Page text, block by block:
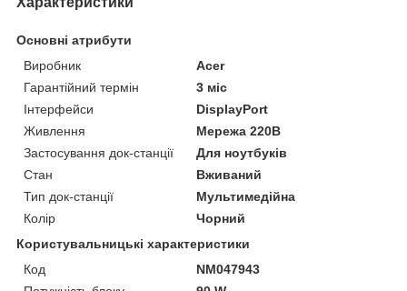
Основні атрибути
Виробник
Acer
Гарантійний термін
3 міс
Інтерфейси
DisplayPort
Живлення
Мережа 220В
Застосування док-станції
Для ноутбуків
Стан
Вживаний
Тип док-станції
Мультимедійна
Колір
Чорний
Користувальницькі характеристики
Код
NM047943